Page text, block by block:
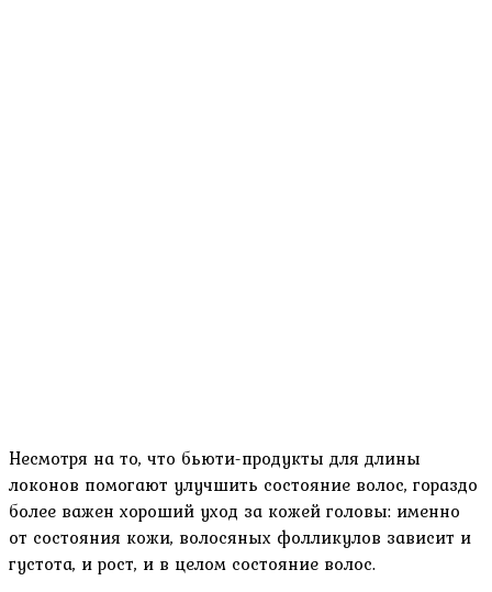
Несмотря на то, что бьюти-продукты для длины
локонов помогают улучшить состояние волос, гораздо
более важен хороший уход за кожей головы: именно
от состояния кожи, волосяных фолликулов зависит и
густота, и рост, и в целом состояние волос.